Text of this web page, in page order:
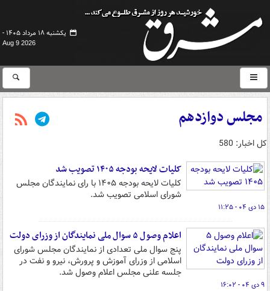
یکشنبه ۱۸ مرداد ۱۴۰۵ -
Aug 9 2026
مجلس دوازدهم
کل اخبار: 580
کلیات لایحه بودجه ۱۴۰۵ تصویب شد
کلیات لایحه بودجه ۱۴۰۵ با رای نمایندگان مجلس
شورای اسلامی تصویب شد.
۱۵ دی ۰۴ - ۱۱:۲۵
اعلام وصول ۵ سوال ملی نمایندگان از وزرای دولت
پنج سوال ملی تعدادی از نمایندگان مجلس شورای
اسلامی از وزرای آموزش و پرورش، نیرو و نفت در
جلسه علنی مجلس اعلام وصول شد.
۹ دی ۰۴ - ۱۶:۰۲